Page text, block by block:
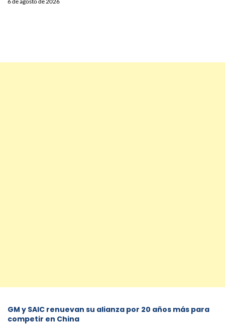
GM y SAIC renuevan su alianza por 20 años más para
competir en China